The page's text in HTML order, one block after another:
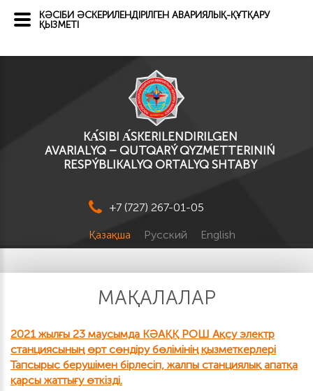
KА́SІBI А́SKERILENDIRILGEN
AVARIALYQ – QUTQARÝ QYZMETTERINIŃ
RESPÝBLIKALYQ ORTALYQ SHTABY
+7 (727) 267-01-05
Қазақша Русский English
МАҚАЛАЛАР
2021 жылғы 23 маусымда КӘАҚҚ РОШ Ақсу электр
станциясының өрт сөндіру бөлімінің қызметкерлері
Тапсырыс берушімен бірлесіп, жалпы станциялық апатқа
қарсы жаттығу өткізді.
КӘСІБИ ӘСКЕРИЛЕНДІРІЛГЕН АВАРИЯЛЫҚ-ҚҰТҚАРУ
ҚЫЗМЕТІ